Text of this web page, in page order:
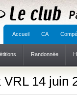
Accueil CA
Randonnée
14 juin